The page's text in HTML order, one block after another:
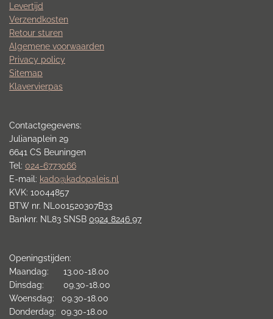
Levertijd
Verzendkosten
Retour sturen
Algemene voorwaarden
Privacy policy
Sitemap
Klavervierpas
Contactgegevens:
Julianaplein 29
6641 CS Beuningen
Tel: 024-6773066
E-mail: kado@kadopaleis.nl
KVK: 10044857
BTW nr. NL001520307B33
Banknr. NL83 SNSB 0924 8246 97
Openingstijden:
Maandag: 13.00-18.00
Dinsdag: 09.30-18.00
Woensdag: 09.30-18.00
Donderdag: 09.30-18.00